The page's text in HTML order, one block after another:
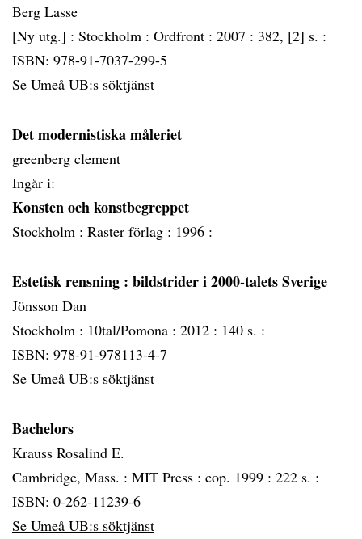
Berg Lasse
[Ny utg.] : Stockholm : Ordfront : 2007 : 382, [2] s. :
ISBN: 978-91-7037-299-5
Se Umeå UB:s söktjänst
Det modernistiska måleriet
greenberg clement
Ingår i:
Konsten och konstbegreppet
Stockholm : Raster förlag : 1996 :
Estetisk rensning : bildstrider i 2000-talets Sverige
Jönsson Dan
Stockholm : 10tal/Pomona : 2012 : 140 s. :
ISBN: 978-91-978113-4-7
Se Umeå UB:s söktjänst
Bachelors
Krauss Rosalind E.
Cambridge, Mass. : MIT Press : cop. 1999 : 222 s. :
ISBN: 0-262-11239-6
Se Umeå UB:s söktjänst